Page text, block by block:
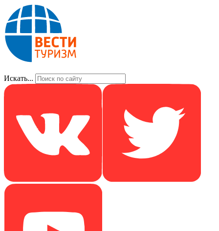
Искать...